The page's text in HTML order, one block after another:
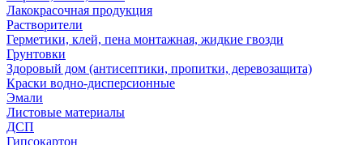
Лакокрасочная продукция
Растворители
Герметики, клей, пена монтажная, жидкие гвозди
Грунтовки
Здоровый дом (антисептики, пропитки, деревозащита)
Краски водно-дисперсионные
Эмали
Листовые материалы
ДСП
Гипсокартон